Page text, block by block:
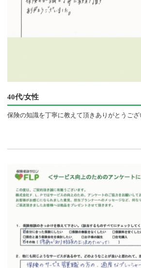
40代/女性
保険の知識を丁寧に教えて頂きありがとうござ